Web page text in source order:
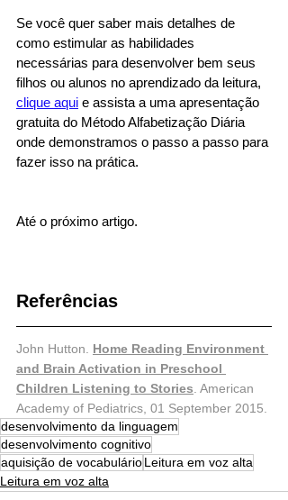
Se você quer saber mais detalhes de
como estimular as habilidades
necessárias para desenvolver bem seus
filhos ou alunos no aprendizado da leitura,
clique aqui e assista a uma apresentação
gratuita do Método Alfabetização Diária
onde demonstramos o passo a passo para
fazer isso na prática.
Até o próximo artigo.
Referências
John Hutton. Home Reading Environment
and Brain Activation in Preschool
Children Listening to Stories . American
Academy of Pediatrics, 01 September 2015.
desenvolvimento da linguagem
desenvolvimento cognitivo
aquisição de vocabulárioLeitura em voz alta
Leitura em voz alta